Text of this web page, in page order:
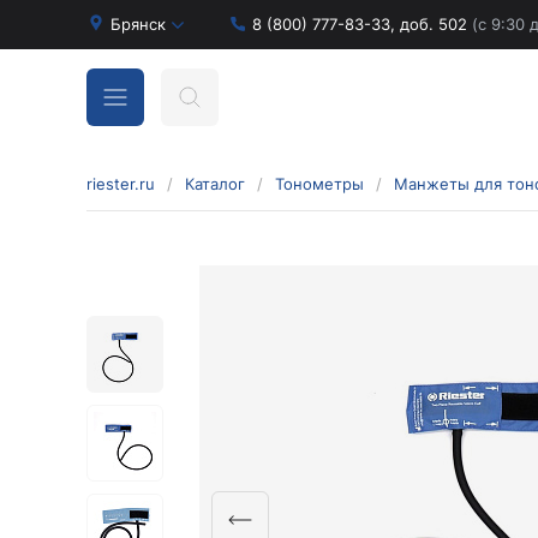
Брянск 8 (800) 777-83-33, доб. 502 (с 9:30
Бинокулярные лупы
Оголовья для бинокулярных луп
офтальмоскопов
Диагностические наборы de luxe
Диагностические наборы Econom
riester.ru / Каталог / Тонометры / Манжеты для